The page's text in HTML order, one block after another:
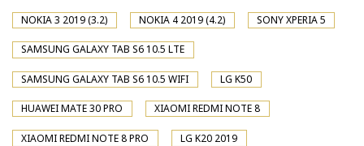
NOKIA 3 2019 (3.2) NOKIA 4 2019 (4.2) SONY XPERIA 5
SAMSUNG GALAXY TAB S6 10.5 LTE
SAMSUNG GALAXY TAB S6 10.5 WIFI LG K50
HUAWEI MATE 30 PRO XIAOMI REDMI NOTE 8
XIAOMI REDMI NOTE 8 PRO LG K20 2019